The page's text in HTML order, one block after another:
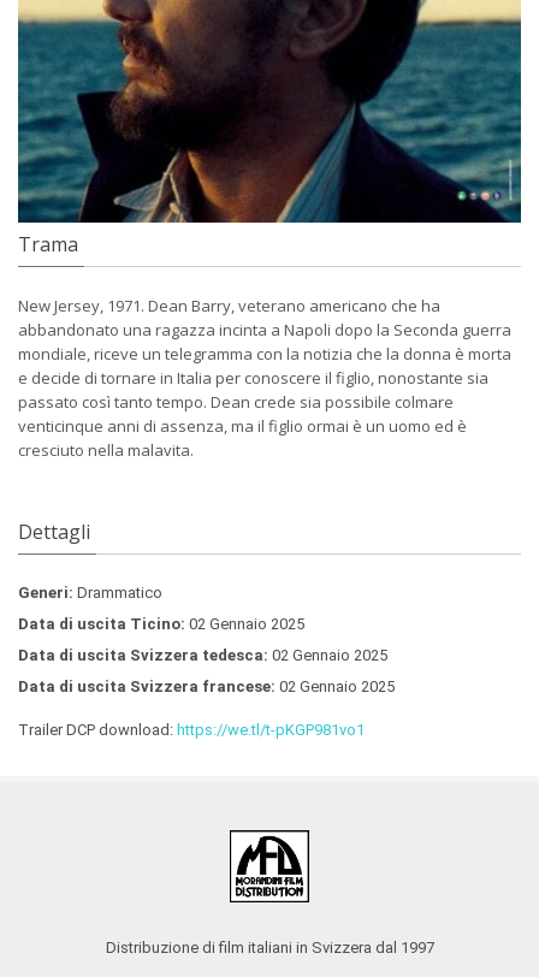
Trama
New Jersey, 1971. Dean Barry, veterano americano che ha
abbandonato una ragazza incinta a Napoli dopo la Seconda guerra
mondiale, riceve un telegramma con la notizia che la donna è morta
e decide di tornare in Italia per conoscere il figlio, nonostante sia
passato così tanto tempo. Dean crede sia possibile colmare
venticinque anni di assenza, ma il figlio ormai è un uomo ed è
cresciuto nella malavita.
Dettagli
Generi: Drammatico
Data di uscita Ticino: 02 Gennaio 2025
Data di uscita Svizzera tedesca: 02 Gennaio 2025
Data di uscita Svizzera francese: 02 Gennaio 2025
Trailer DCP download: https://we.tl/t-pKGP981vo1
Distribuzione di film italiani in Svizzera dal 1997